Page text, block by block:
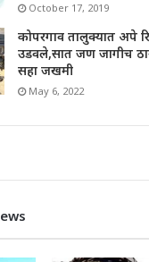
October 17, 2019
कोपरगाव तालुक्यात अपे
उडवले,सात जण जागीच
सहा जखमी
May 6, 2022